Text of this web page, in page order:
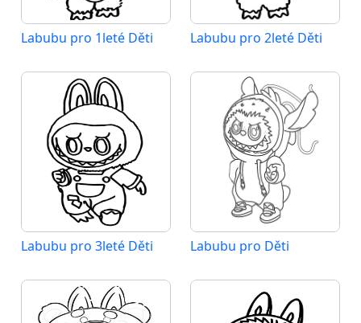
Labubu pro 1leté Děti Labubu pro 2leté Děti
Labubu pro 3leté Děti Labubu pro Děti